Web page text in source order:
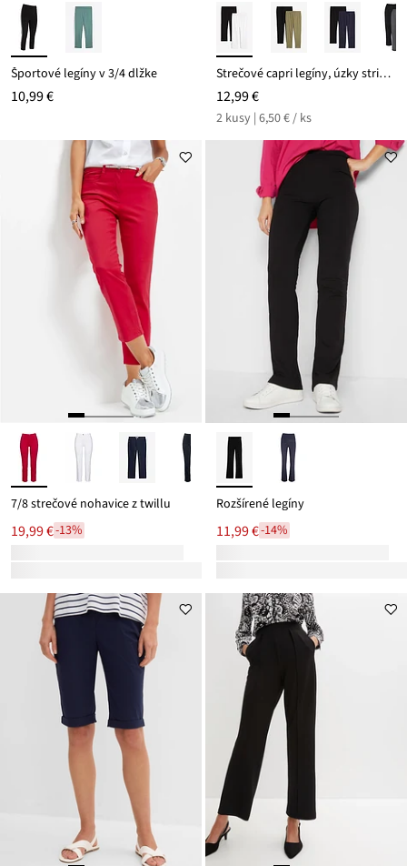
Športové legíny v 3/4 dĺžke
10,99 €
Strečové capri legíny, úzky strih (2 ks)
12,99 €
2 kusy | 6,50 € / ks
7/8 strečové nohavice z twillu
19,99 €-13%
Rozšírené legíny
11,99 €-14%